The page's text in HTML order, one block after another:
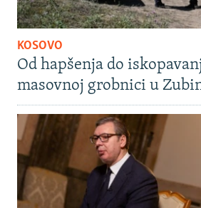
KOSOVO
Od hapšenja do
masovnoj grobnici u